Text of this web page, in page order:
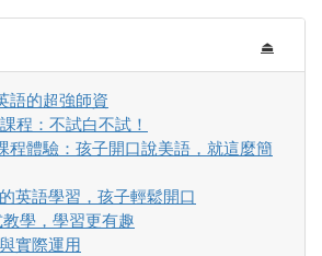
⏏
語的超強師資
程：不試白不試！
程體驗：孩子開口說美語，就這麼簡
英語學習，孩子輕鬆開口
學，學習更有趣
實際運用